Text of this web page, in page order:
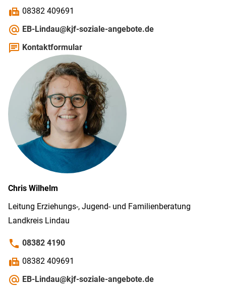
fax 08382 409691
alternate_email EB-Lindau@kjf-soziale-angebote.de
chat Kontaktformular
Chris Wilhelm
Leitung Erziehungs-, Jugend- und Familienberatung
Landkreis Lindau
phone 08382 4190
fax 08382 409691
alternate_email EB-Lindau@kjf-soziale-angebote.de